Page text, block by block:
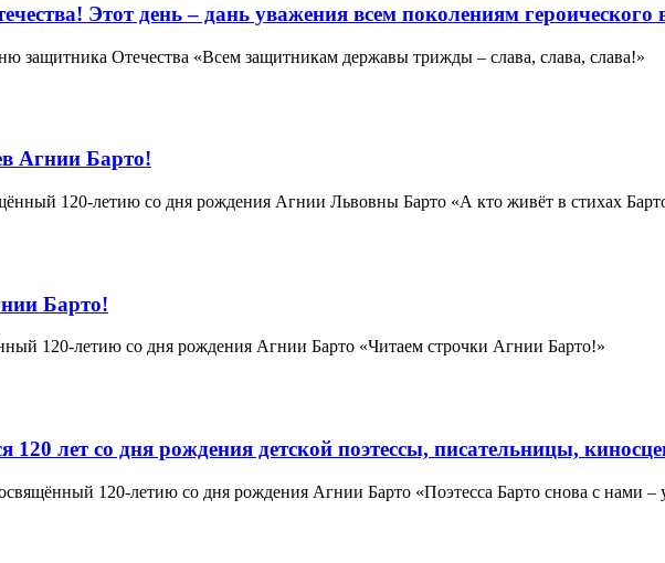
Этот день – дань уважения всем поколениям
защитника Отечества «Всем защитникам державы трижды – слава, слава, слава!»
Агнии Барто!
120-летию со дня рождения Агнии Львовны Барто «А кто живёт в стихах
Барто!
120-летию со дня рождения Агнии Барто «Читаем строчки Агнии Барто!»
120 лет со дня рождения детской поэтессы, писательницы,
120-летию со дня рождения Агнии Барто «Поэтесса Барто снова с нами –